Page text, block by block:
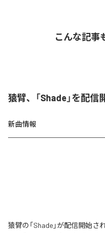
こんな記事
猿臂、「Shade」を配信
新曲情報
猿臂の「Shade」が配信開始